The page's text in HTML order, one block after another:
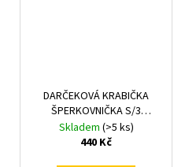
DARČEKOVÁ KRABIČKA
ŠPERKOVNIČKA S/3
22x14x12,5-26x18x16,5CM
RUŽOVO BIELA
Skladem (>5 ks)
440 Kč